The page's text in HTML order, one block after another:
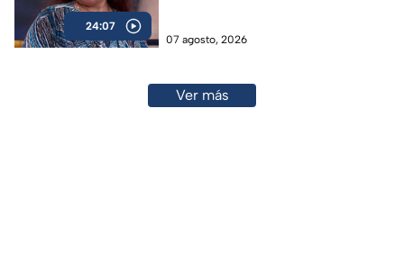
24:07
07 agosto, 2026
Ver más